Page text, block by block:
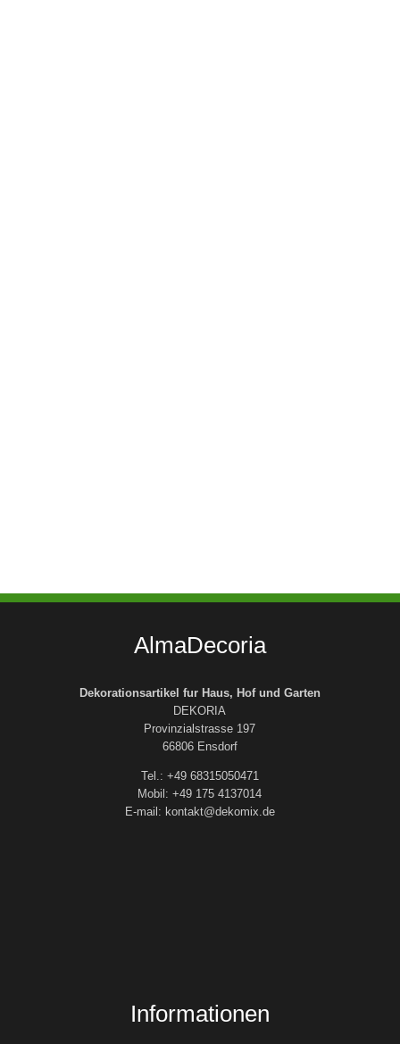
AlmaDecoria
Dekorationsartikel fur Haus, Hof und Garten
DEKORIA
Provinzialstrasse 197
66806 Ensdorf
Tel.: +49 68315050471
Mobil: +49 175 4137014
E-mail: kontakt@dekomix.de
Informationen